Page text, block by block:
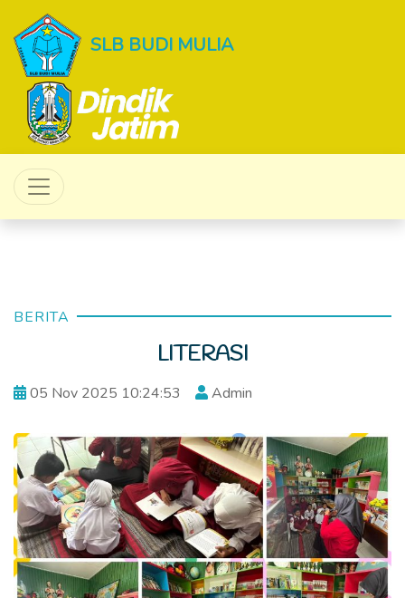
SLB BUDI MULIA
BERITA
LITERASI
05 Nov 2025 10:24:53 Admin